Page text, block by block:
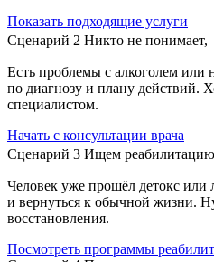
Показать подходящие услуги
Сценарий 2 Никто не понимает,
Есть проблемы с алкоголем или
по диагнозу и плану действий.
специалистом.
Начать с консультации врача
Сценарий 3 Ищем
Человек уже прошёл детокс или
и вернуться к обычной жизни.
восстановления.
Посмотреть программы